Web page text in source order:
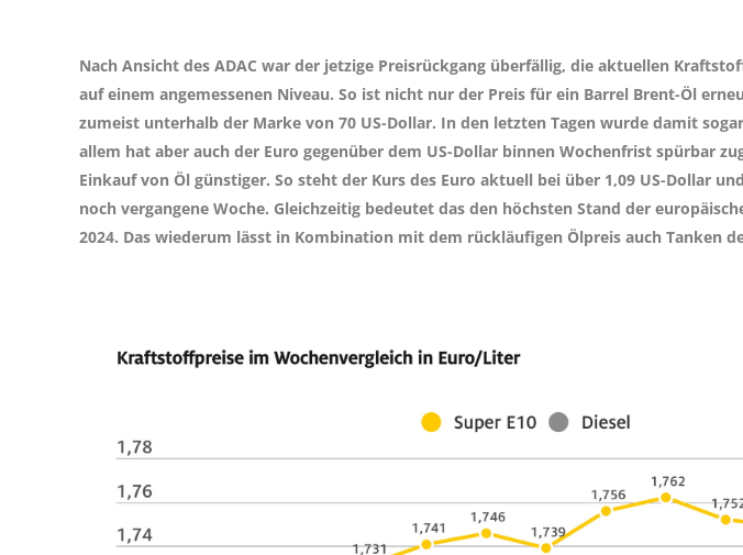
Nach Ansicht des ADAC war der jetzige Preisrückgang überfällig, die aktuellen
auf einem angemessenen Niveau. So ist nicht nur der Preis für ein Barrel Brent-Öl
zumeist unterhalb der Marke von 70 US-Dollar. In den letzten Tagen wurde damit
allem hat aber auch der Euro gegenüber dem US-Dollar binnen Wochenfrist spürbar
Einkauf von Öl günstiger. So steht der Kurs des Euro aktuell bei über 1,09 US-Dollar
noch vergangene Woche. Gleichzeitig bedeutet das den höchsten Stand der
2024. Das wiederum lässt in Kombination mit dem rückläufigen Ölpreis auch Tanken